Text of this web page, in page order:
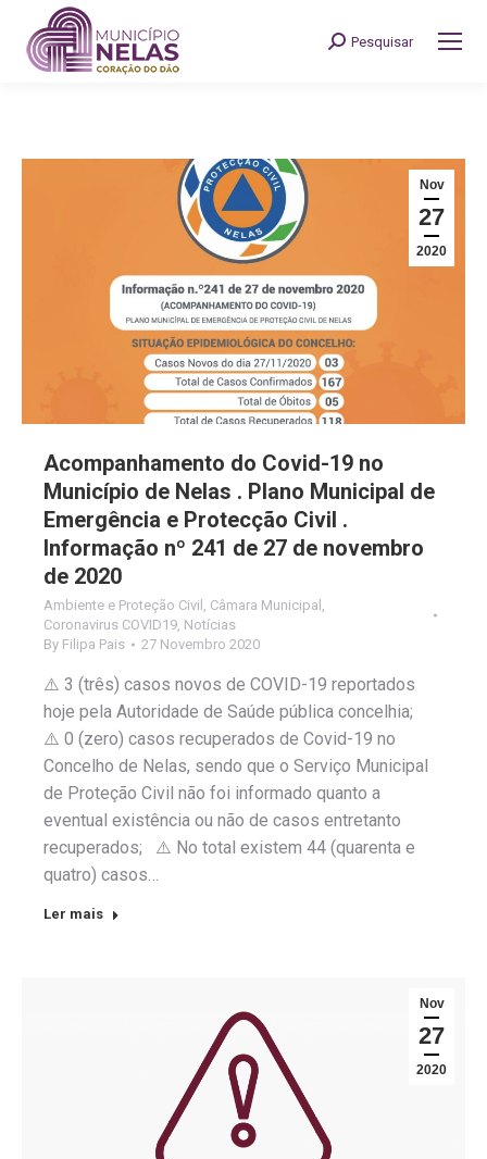
Search:
Pesquisar
Nov
27
2020
Acompanhamento do Covid-19 no
Município de Nelas . Plano Municipal de
Emergência e Protecção Civil .
Informação nº 241 de 27 de novembro
de 2020
Ambiente e Proteção Civil , Câmara Municipal ,
Coronavirus COVID19, Notícias
By Filipa Pais 27 Novembro 2020
⚠️ 3 (três) casos novos de COVID-19 reportados
hoje pela Autoridade de Saúde pública concelhia;
⚠️ 0 (zero) casos recuperados de Covid-19 no
Concelho de Nelas, sendo que o Serviço Municipal
de Proteção Civil não foi informado quanto a
eventual existência ou não de casos entretanto
recuperados; ⚠️ No total existem 44 (quarenta e
quatro) casos…
Ler mais
Nov
27
2020